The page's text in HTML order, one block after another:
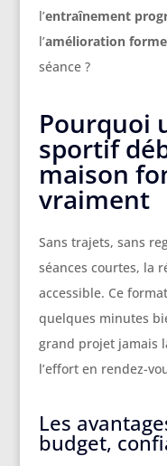
l’entraînement
l’amélioration forme
séance ?
Pourquoi
sportif
maison
vraiment
Sans trajets, sans
séances courtes, la
accessible. Ce
quelques minutes
grand projet jamais
l’effort en rendez-
Les
budget,